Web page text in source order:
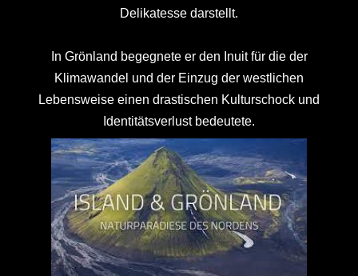
Delikatesse darstellt.
In Grönland begegnete er den Inuit für die der
Klimawandel und der Einzug der westlichen
Lebensweise einen drastischen Kulturschock und
Identitätsverlust bedeutete.